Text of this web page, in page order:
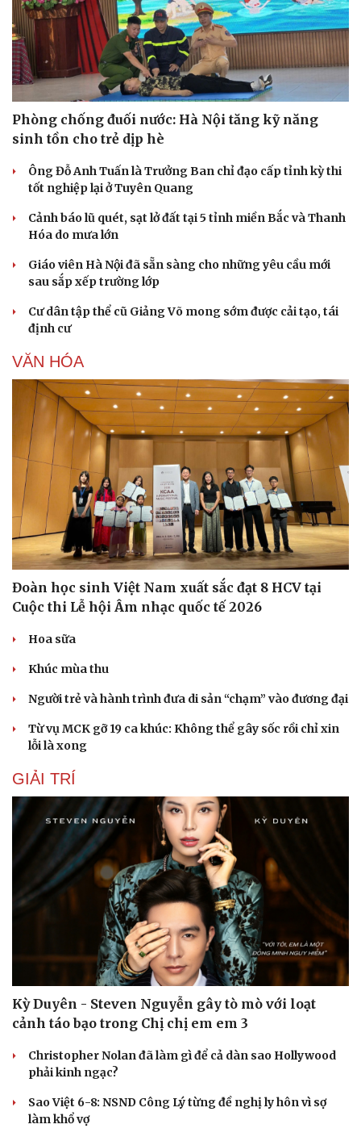
Sân khấu - Điện ảnh
Văn học
Di sản
Thời trang
Phòng chống đuối nước: Hà Nội tăng kỹ năng
sinh tồn cho trẻ dịp hè
Ông Đỗ Anh Tuấn là Trưởng Ban chỉ đạo cấp tỉnh kỳ thi
tốt nghiệp lại ở Tuyên Quang
Cảnh báo lũ quét, sạt lở đất tại 5 tỉnh miền Bắc và Thanh
Hóa do mưa lớn
Giáo viên Hà Nội đã sẵn sàng cho những yêu cầu mới
sau sắp xếp trường lớp
Cư dân tập thể cũ Giảng Võ mong sớm được cải tạo, tái
định cư
VĂN HÓA
Đoàn học sinh Việt Nam xuất sắc đạt 8 HCV tại
Cuộc thi Lễ hội Âm nhạc quốc tế 2026
Hoa sữa
Khúc mùa thu
Người trẻ và hành trình đưa di sản “chạm” vào đương đại
Từ vụ MCK gỡ 19 ca khúc: Không thể gây sốc rồi chỉ xin
lỗi là xong
GIẢI TRÍ
Kỳ Duyên - Steven Nguyễn gây tò mò với loạt
cảnh táo bạo trong Chị chị em em 3
Christopher Nolan đã làm gì để cả dàn sao Hollywood
phải kinh ngạc?
Sao Việt 6-8: NSND Công Lý từng đề nghị ly hôn vì sợ
làm khổ vợ